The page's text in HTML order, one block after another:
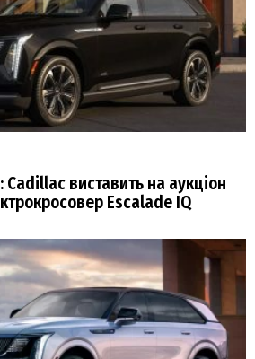
виставить на аукціон
Escalade IQ